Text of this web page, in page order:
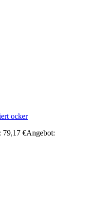
ocker
79,17 €Angebot: